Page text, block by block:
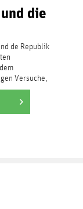
die
de Republik
Versuche,
zu...